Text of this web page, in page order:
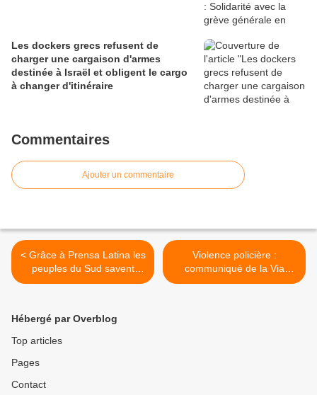
Les dockers grecs refusent de
charger une cargaison d'armes
destinée à Israël et obligent le cargo
à changer d'itinéraire
Commentaires
Ajouter un commentaire
< Grâce à Prensa Latina les
peuples du Sud savent
qu’ils ne sont pas seuls
Violence policière :
communiqué de la Via
Campesina en Amérique du
Hébergé par Overblog
Top articles
Pages
Contact